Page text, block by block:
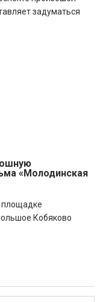
задуматься
«Молодинская
площадке
Кобяково